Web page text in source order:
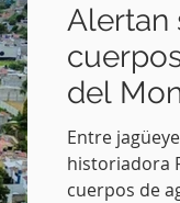
Alertan
del
Entre
historiadora
cuerpos de